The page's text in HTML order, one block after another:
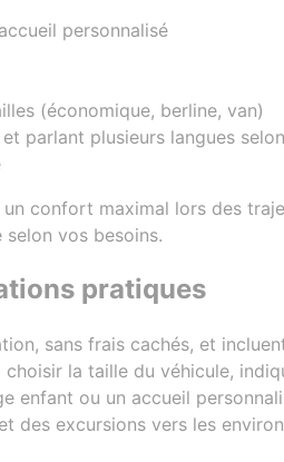
personnalisé
(économique, berline, van)
parlant plusieurs langues
confort maximal lors des
vos besoins.
pratiques
sans frais cachés, et
la taille du véhicule,
enfant ou un accueil
des excursions vers les